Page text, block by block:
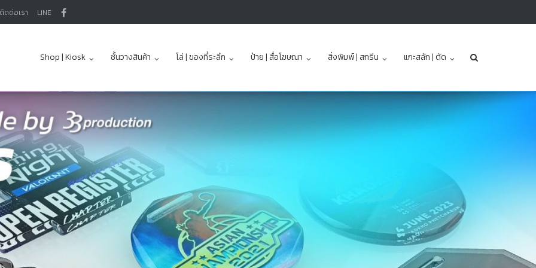
ติดต่อเรา LINE
Shop | Kiosk ชั้นวางสินค้า โล่ | ของที่ระลึก ป้าย | สื่อโฆษณา สิ่งพิมพ์ | สกรีน แกะสลัก | ตัด